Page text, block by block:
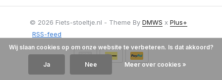
© 2026 Fiets-stoeltje.nl - Theme By DMWS x Plus+
RSS-feed
Wij slaan cookies op om onze website te verbeteren. Is dat akkoord?
Ja Nee Meer over cookies »